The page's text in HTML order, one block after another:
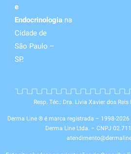
e
Endocrinologia na
Cidade de
São Paulo –
SP.
Resp. Téc.: Dra. Livia Xavier dos
Derma Line ® é marca registrada – 1998-
Derma Line Ltda. – CNPJ